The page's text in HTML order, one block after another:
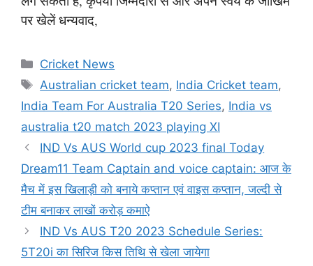
पर खेलें धन्यवाद,
Categories
Cricket News
Tags
Australian cricket team, India Cricket team,
India Team For Australia T20 Series, India vs
australia t20 match 2023 playing XI
IND Vs AUS World cup 2023 final Today
Dream11 Team Captain and voice captain: आज के
मैच में इस खिलाड़ी को बनाये कप्तान एवं वाइस कप्तान, जल्दी से
टीम बनाकर लाखों करोड़ कमाऐ
IND Vs AUS T20 2023 Schedule Series:
5T20i का सिरिज किस तिथि से खेला जायेगा